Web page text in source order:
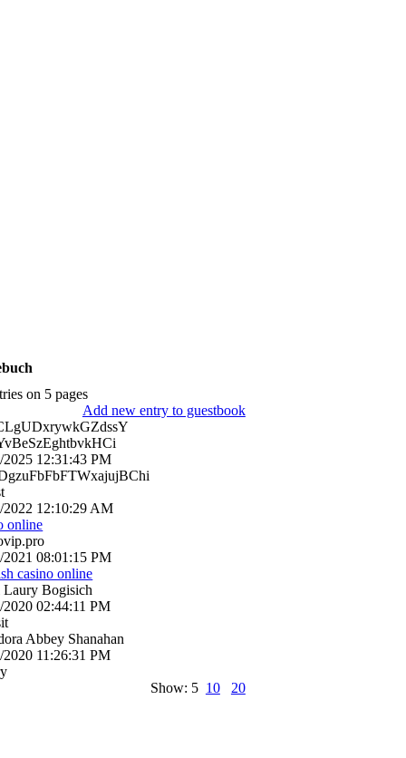
on 5 pages
Add new entry to guestbook
2025 12:31:43 PM
2022 12:10:29 AM
online
08:01:15 PM
casino online
Laury Bogisich
2020 02:44:11 PM
Abbey Shanahan
2020 11:26:31 PM
Show: 5 10 20